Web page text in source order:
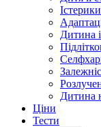
Дитина
Дитина
Ціни
Тести